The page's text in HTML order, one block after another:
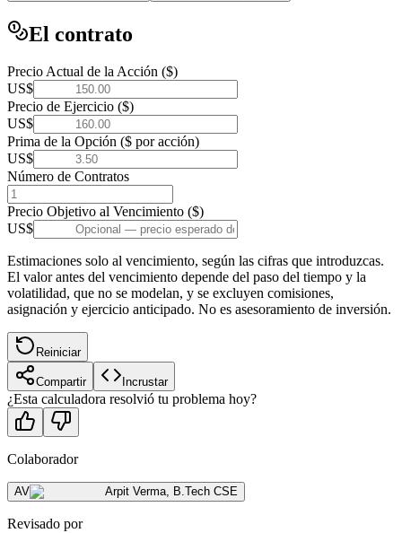
El contrato
Precio Actual de la Acción ($)
US$
Precio de Ejercicio ($)
US$
Prima de la Opción ($ por acción)
US$
Número de Contratos
Precio Objetivo al Vencimiento ($)
US$
Estimaciones solo al vencimiento, según las cifras que introduzcas.
El valor antes del vencimiento depende del paso del tiempo y la
volatilidad, que no se modelan, y se excluyen comisiones,
asignación y ejercicio anticipado. No es asesoramiento de inversión.
Reiniciar
Compartir Incrustar
¿Esta calculadora resolvió tu problema hoy?
Colaborador
AV Arpit Verma, B.Tech CSE
Revisado por